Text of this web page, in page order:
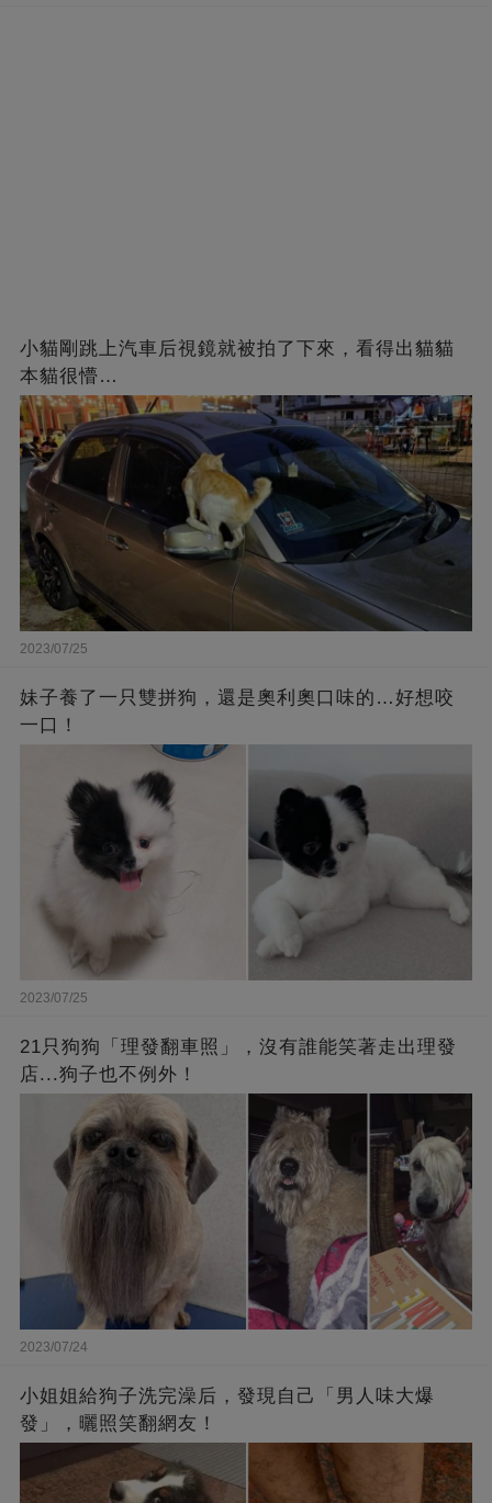
小貓剛跳上汽車后視鏡就被拍了下來，看得出貓貓
本貓很懵…
2023/07/25
妹子養了一只雙拼狗，還是奧利奧口味的…好想咬
一口！
2023/07/25
21只狗狗「理發翻車照」，沒有誰能笑著走出理發
店...狗子也不例外！
2023/07/24
小姐姐給狗子洗完澡后，發現自己「男人味大爆
發」，曬照笑翻網友！